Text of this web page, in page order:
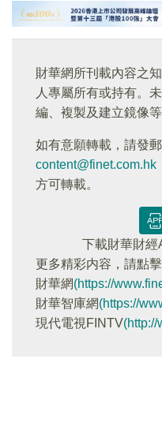
財華網所刊載內容之
人專屬所有或持有。
編、複製及建立鏡像等
如有意願轉載，請發
content@finet.com.hk
方可轉載。
下載財華財經
更多精彩内容，請點擊
財華網(https://
財華智庫網(https://
現代電視FINTV(http://